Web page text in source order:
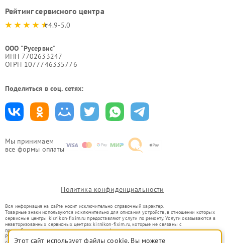
Мы принимаем
все формы оплаты
Рейтинг сервисного центра
4.9-5.0
ООО "Русервис"
ИНН 7702633247
ОГРН 1077746335776
Поделиться в соц. сетях:
Политика конфиденциальности
Вся информация на сайте носит исключительно справочный характер.
Товарные знаки используются исключительно для описания устройств, в отношении которых
сервисные центры kir.nikon-fixim.ru предоставляют услуги по ремонту. Услуги оказываются в
неавторизованных сервисных центрах kir.nikon-fixim.ru, которые не связаны с
правообладателями товарных знаков или их официальными представителями.
Ремонт осуществляется для устройств, уже введенных в гражданский оборот в соответствии
Этот сайт использует файлы cookie. Вы можете